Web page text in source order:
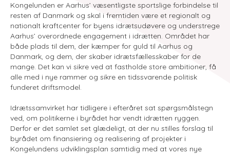
Kongelunden er Aarhus’ væsentligste sportslige forbindelse til
resten af Danmark og skal i fremtiden være et regionalt og
nationalt kraftcenter for byens idrætsudøvere og understrege
Aarhus’ overordnede engagement i idrætten. Området har
både plads til dem, der kæmper for guld til Aarhus og
Danmark, og dem, der skaber idrætsfællesskaber for de
mange. Det kan vi sikre ved at fastholde store ambitioner, få
alle med i nye rammer og sikre en tidssvarende politisk
funderet driftsmodel.
Idrætssamvirket har tidligere i efteråret sat spørgsmålstegn
ved, om politikerne i byrådet har vendt idrætten ryggen.
Derfor er det samlet set glædeligt, at der nu stilles forslag til
byrådet om finansiering og realisering af projekter i
Kongelundens udviklingsplan samtidig med at vores nye